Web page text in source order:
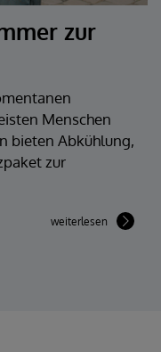
zur
Menschen
bieten Abkühlung,
zur
weiterlesen